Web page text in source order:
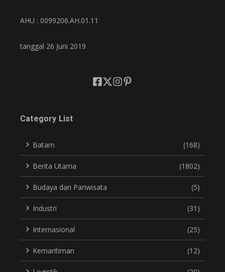
AHU : 0099206.AH.01.11
tanggal 26 Juni 2019
Category List
Batam (168)
Berita Utama (1802)
Budaya dan Pariwisata (5)
Industri (31)
Internasional (25)
Kemaritiman (12)